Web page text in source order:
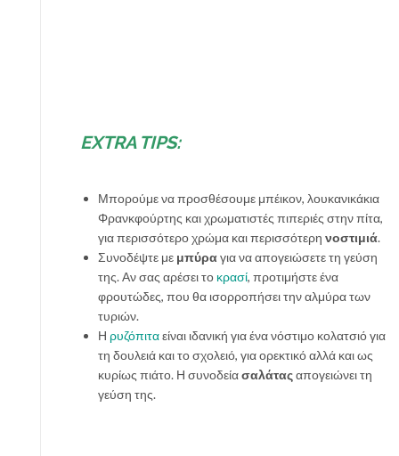
EXTRA TIPS:
Μπορούμε να προσθέσουμε μπέικον, λουκανικάκια
Φρανκφούρτης και χρωματιστές πιπεριές στην πίτα,
για περισσότερο χρώμα και περισσότερη νοστιμιά.
Συνοδέψτε με μπύραγια να απογειώσετε τη γεύση
της. Αν σας αρέσει το κρασί, προτιμήστε ένα
φρουτώδες, που θα ισορροπήσει την αλμύρα των
τυριών.
Η ρυζόπιταείναι ιδανική για ένα νόστιμο κολατσιό για
τη δουλειά και το σχολειό, για ορεκτικό αλλά και ως
κυρίως πιάτο. Η συνοδείασαλάταςαπογειώνει τη
γεύση της.